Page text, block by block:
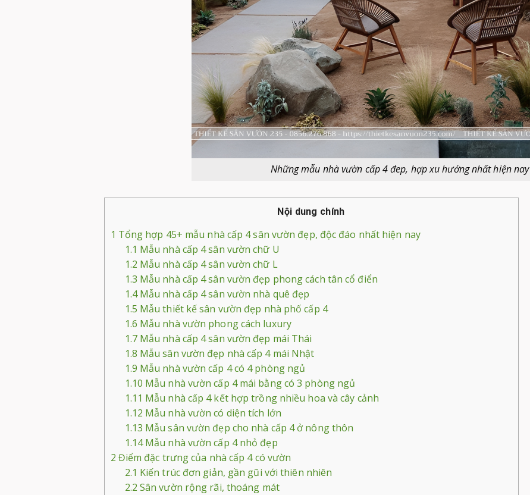
Những mẫu nhà vườn cấp 4 đep, hợp xu hướng nhất hiện nay
Nội dung chính
1 Tổng hợp 45+ mẫu nhà cấp 4 sân vườn đẹp, độc đáo nhất hiện nay
1.1 Mẫu nhà cấp 4 sân vườn chữ U
1.2 Mẫu nhà cấp 4 sân vườn chữ L
1.3 Mẫu nhà cấp 4 sân vườn đẹp phong cách tân cổ điển
1.4Mẫu nhà cấp 4 sân vườn nhà quê đẹp
1.5 Mẫu thiết kế sân vườn đẹp nhà phố cấp 4
1.6 Mẫu nhà vườn phong cách luxury
1.7Mẫu nhà cấp 4 sân vườn đẹp mái Thái
1.8 Mẫu sân vườn đẹp nhà cấp 4 mái Nhật
1.9 Mẫu nhà vườn cấp 4 có 4 phòng ngủ
1.10 Mẫu nhà vườn cấp 4 mái bằng có 3 phòng ngủ
1.11 Mẫu nhà cấp 4 kết hợp trồng nhiều hoa và cây cảnh
1.12 Mẫu nhà vườn có diện tích lớn
1.13 Mẫu sân vườn đẹp cho nhà cấp 4 ở nông thôn
1.14Mẫu nhà vườn cấp 4 nhỏ đẹp
2 Điểm đặc trưng của nhà cấp 4 có vườn
2.1 Kiến trúc đơn giản, gần gũi với thiên nhiên
2.2 Sân vườn rộng rãi, thoáng mát